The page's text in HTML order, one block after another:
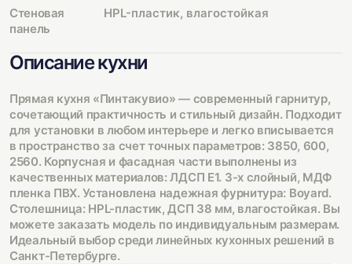
Стеновая
панель
HPL-пластик, влагостойкая
Описание кухни
Прямая кухня «Пинтакувио» — современный гарнитур,
сочетающий практичность и стильный дизайн. Подходит
для установки в любом интерьере и легко вписывается
в пространство за счет точных параметров: 3850, 600,
2560. Корпусная и фасадная части выполнены из
качественных материалов: ЛДСП Е1. 3-х слойный, МДФ
пленка ПВХ. Установлена надежная фурнитура: Boyard.
Столешница: HPL-пластик, ДСП 38 мм, влагостойкая. Вы
можете заказать модель по индивидуальным размерам.
Идеальный выбор среди линейных кухонных решений в
Санкт-Петербурге.